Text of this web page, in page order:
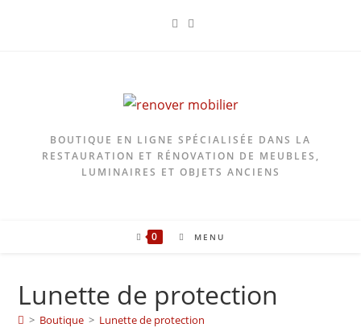
BOUTIQUE EN LIGNE SPÉCIALISÉE DANS LA
RESTAURATION ET RÉNOVATION DE MEUBLES,
LUMINAIRES ET OBJETS ANCIENS
0 MENU
Lunette de protection
> Boutique > Lunette de protection